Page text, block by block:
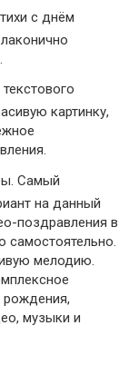
с днём
картинку,
Самый
на данный
поздравления в
самостоятельно.
мелодию.
рождения,
музыки и